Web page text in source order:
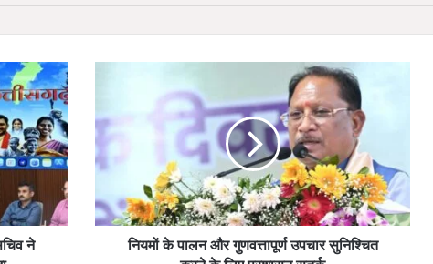
ने
के
पा
ल
औ
र
नियमों के पालन और गुणवत्तापूर्ण उपचार सुनिश्चित